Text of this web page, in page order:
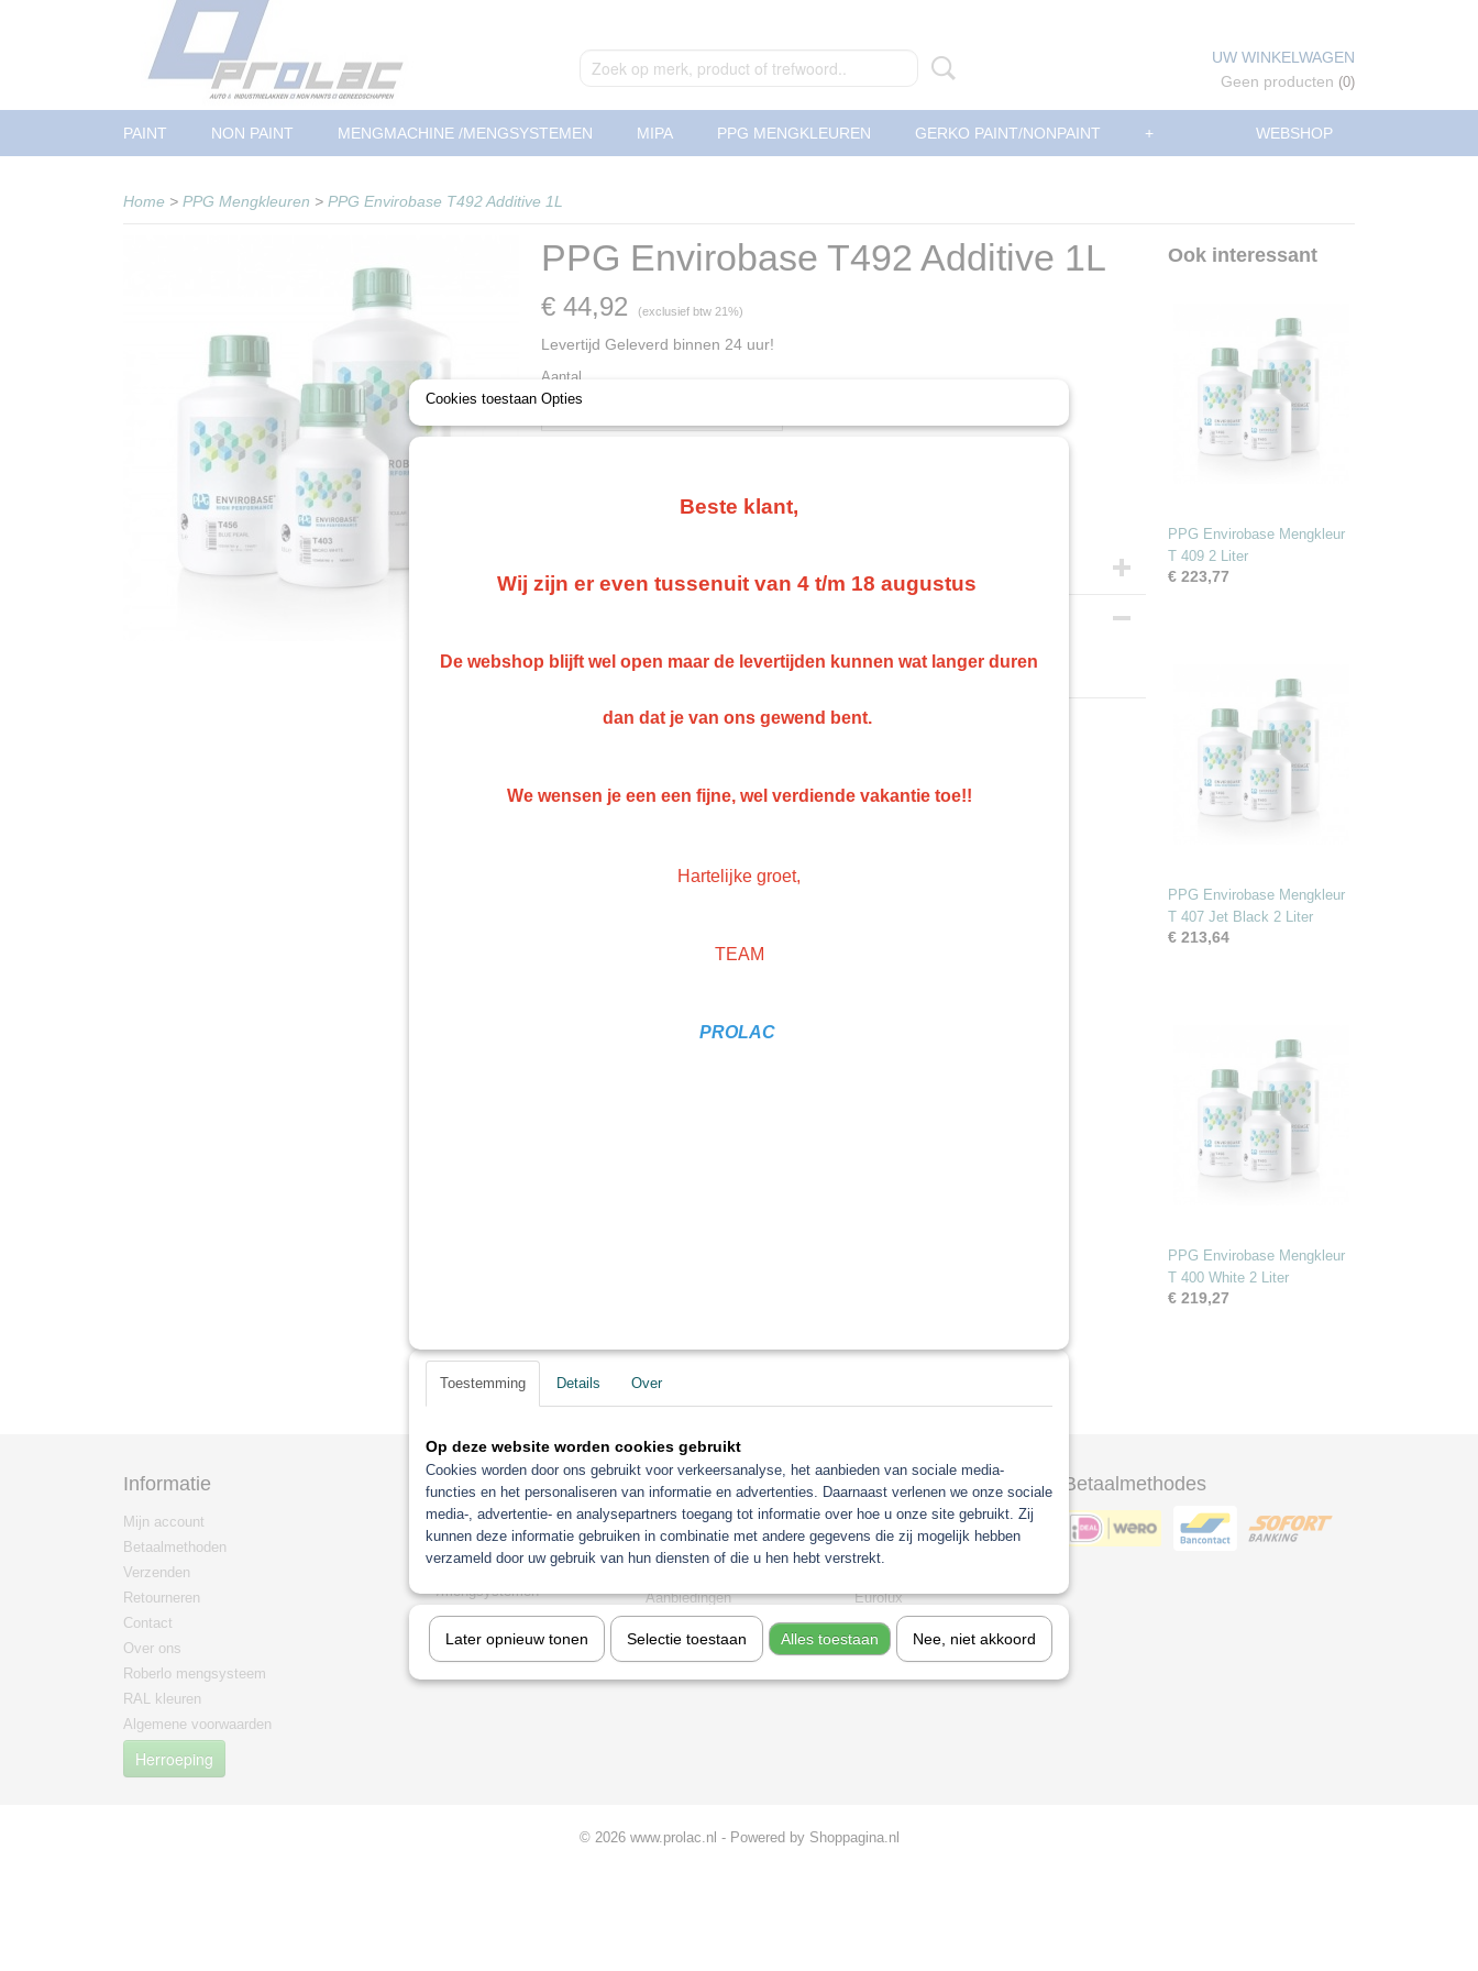
UW WINKELWAGEN
Geen producten (0)
WEBSHOP
PAINT NON PAINT MENGMACHINE /MENGSYSTEMEN MIPA PPG MENGKLEUREN GERKO PAINT/NONPAINT +
Home > PPG Mengkleuren > PPG Envirobase T492 Additive 1L
PPG Envirobase T492 Additive 1L
€ 44,92 (exclusief btw 21%)
Levertijd Geleverd binnen 24 uur!
Aantal
PPG Envirobase T492 Additive 1L
Ook interessant
PPG Envirobase Mengkleur
T 409 2 Liter
€ 223,77
PPG Envirobase Mengkleur
T 407 Jet Black 2 Liter
€ 213,64
PPG Envirobase Mengkleur
T 400 White 2 Liter
€ 219,27
Informatie
Mijn account
Betaalmethoden
Verzenden
Retourneren
Contact
Over ons
Roberlo mengsysteem
RAL kleuren
Algemene voorwaarden
Herroeping
Categorieën
Paint
/mengsystemen
mipa
PPG Mengkleuren
Gerko Paint/Nonpaint
Aanbiedingen
Koplamp Reparatie
Industrie
Sagola verfspuitpistool
Eurolux
Betaalmethodes
© 2026 www.prolac.nl - Powered by Shoppagina.nl
Cookies toestaan Opties
Beste klant,
Wij zijn er even tussenuit van 4 t/m 18 augustus
De webshop blijft wel open maar de levertijden kunnen wat langer duren
dan dat je van ons gewend bent.
We wensen je een een fijne, wel verdiende vakantie toe!!
Hartelijke groet,
TEAM
PROLAC
Toestemming Details Over
Op deze website worden cookies gebruikt
Cookies worden door ons gebruikt voor verkeersanalyse, het aanbieden van sociale media-
functies en het personaliseren van informatie en advertenties. Daarnaast verlenen we onze sociale
media-, advertentie- en analysepartners toegang tot informatie over hoe u onze site gebruikt. Zij
kunnen deze informatie gebruiken in combinatie met andere gegevens die zij mogelijk hebben
verzameld door uw gebruik van hun diensten of die u hen hebt verstrekt.
Later opnieuw tonen Selectie toestaan Alles toestaan Nee, niet akkoord